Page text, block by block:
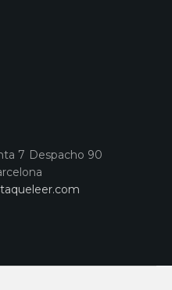
7 Despacho 90